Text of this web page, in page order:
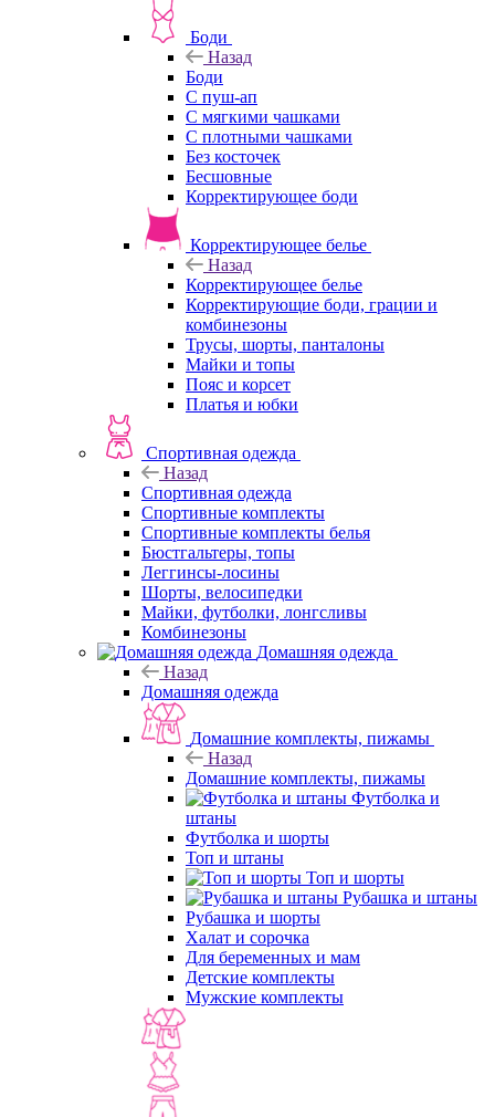
Боди
Назад
Боди
С пуш-ап
С мягкими чашками
С плотными чашками
Без косточек
Бесшовные
Корректирующее боди
Корректирующее белье
Назад
Корректирующее белье
Корректирующие боди, грации и
комбинезоны
Трусы, шорты, панталоны
Майки и топы
Пояс и корсет
Платья и юбки
Спортивная одежда
Назад
Спортивная одежда
Спортивные комплекты
Спортивные комплекты белья
Бюстгальтеры, топы
Леггинсы-лосины
Шорты, велосипедки
Майки, футболки, лонгсливы
Комбинезоны
Домашняя одежда
Назад
Домашняя одежда
Домашние комплекты, пижамы
Назад
Домашние комплекты, пижамы
Футболка и
штаны
Футболка и шорты
Топ и штаны
Топ и шорты
Рубашка и штаны
Рубашка и шорты
Халат и сорочка
Для беременных и мам
Детские комплекты
Мужские комплекты